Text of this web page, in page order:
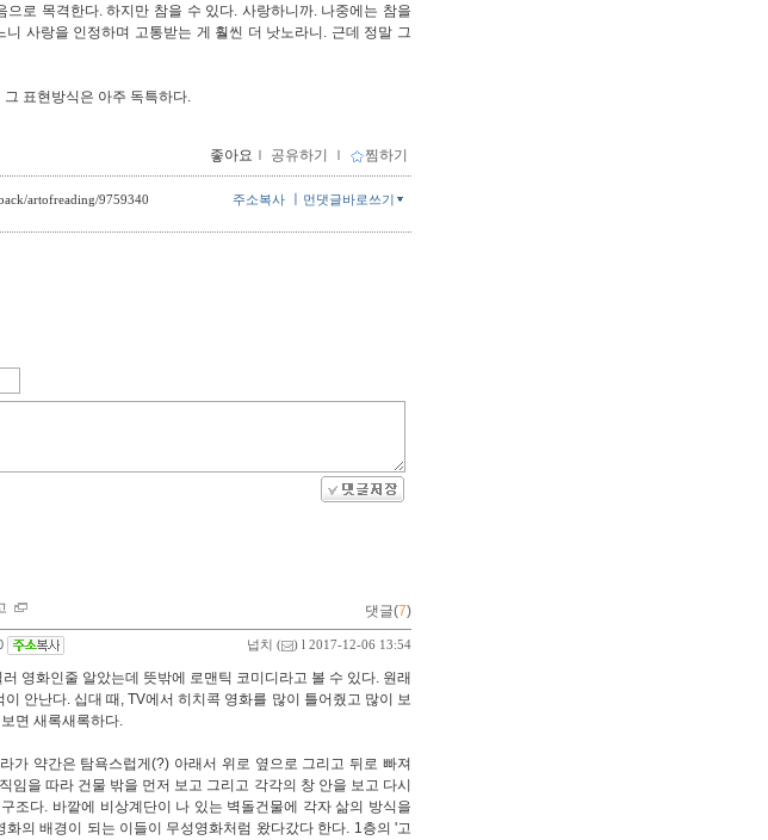
로 목격한다. 하지만 참을 수 있다. 사랑하니까. 나중에는 참을
사랑을 인정하며 고통받는 게 훨씬 더 낫노라니. 근데 정말 그
표현방식은 아주 독특하다.
좋아요 ｌ 공유하기 ｌ 찜하기
artofreading/9759340 먼댓글바로쓰기
주소복사
댓글(7)
넙치 ( ) l 2017-12-06 13:54
영화인줄 알았는데 뜻밖에 로맨틱 코미디라고 볼 수 있다. 원래
안난다. 십대 때, TV에서 히치콕 영화를 많이 틀어줬고 많이 보
면 새록새록하다.
가 약간은 탐욕스럽게(?) 아래서 위로 옆으로 그리고 뒤로 빠져
임을 따라 건물 밖을 먼저 보고 그리고 각각의 창 안을 보고 다시
조다. 바깥에 비상계단이 나 있는 벽돌건물에 각자 삶의 방식을
의 배경이 되는 이들이 무성영화처럼 왔다갔다 한다. 1층의 '고